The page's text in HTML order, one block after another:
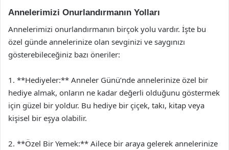
Annelerimizi Onurlandırmanın Yolları
Annelerimizi onurlandırmanın birçok yolu vardır. İşte bu
özel günde annelerinize olan sevginizi ve saygınızı
gösterebileceğiniz bazı öneriler:
1. **Hediyeler:** Anneler Günü’nde annelerinize özel bir
hediye almak, onların ne kadar değerli olduğunu göstermek
için güzel bir yoldur. Bu hediye bir çiçek, takı, kitap veya
kişisel bir eşya olabilir.
2. **Özel Bir Yemek:** Ailece bir araya gelerek annelerinize